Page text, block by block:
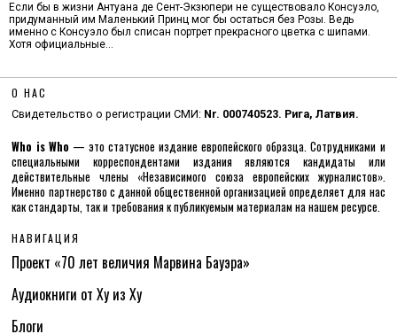
Если бы в жизни Антуана де Сент-Экзюпери не существовало Консуэло,
придуманный им Маленький Принц мог бы остаться без Розы. Ведь
именно с Консуэло был списан портрет прекрасного цветка с шипами.
Хотя официальные…
О НАС
Свидетельство о регистрации СМИ: Nr. 000740523. Рига, Латвия.
Who is Who — это статусное издание европейского образца. Сотрудниками и
специальными корреспондентами издания являются кандидаты или
действительные члены «Независимого союза европейских журналистов».
Именно партнерство с данной общественной организацией определяет для нас
как стандарты, так и требования к публикуемым материалам на нашем ресурсе.
НАВИГАЦИЯ
Проект «70 лет величия Марвина Бауэра»
Аудиокниги от Ху из Ху
Блоги